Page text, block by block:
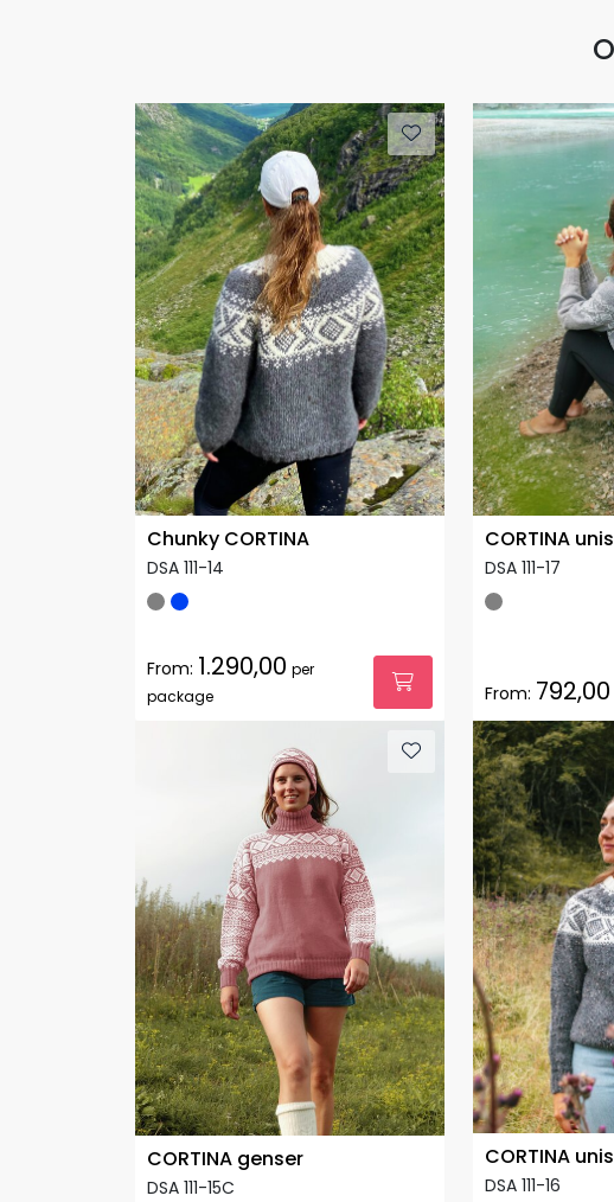
Chunky CORTINA
DSA 111-14
From: 1.290,00 per
package
CORTINA
DSA 111-17
From: 792,00
CORTINA genser
DSA 111-15C
CORTINA
DSA 111-16